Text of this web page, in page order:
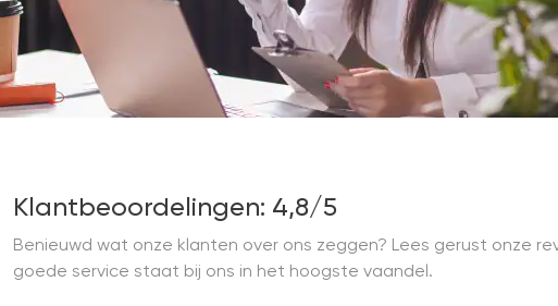
Klantbeoordelingen: 4,8/5
Benieuwd wat onze klanten over ons zeggen? Lees gerust onze
goede service staat bij ons in het hoogste vaandel.